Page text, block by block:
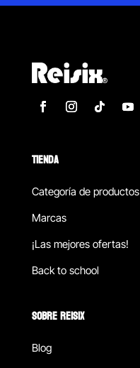
TIENDA
Categoría de productos
Marcas
¡Las mejores ofertas!
Back to school
SOBRE REISIX
Blog